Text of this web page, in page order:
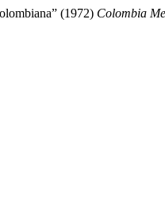
(1972) Colombia